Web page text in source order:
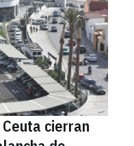
cierran